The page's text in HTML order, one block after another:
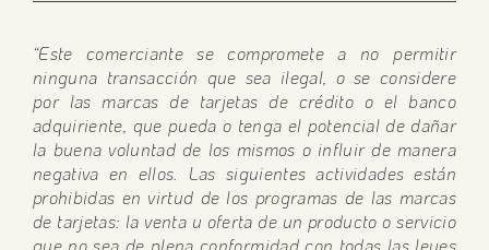
“Este comerciante se compromete a no permitir
ninguna transacción que sea ilegal, o se considere
por las marcas de tarjetas de crédito o el banco
adquiriente, que pueda o tenga el potencial de dañar
la buena voluntad de los mismos o influir de manera
negativa en ellos. Las siguientes actividades están
prohibidas en virtud de los programas de las marcas
de tarjetas: la venta u oferta de un producto o servicio
que no sea de plena conformidad con todas las leyes